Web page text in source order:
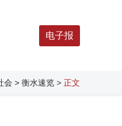
电子报
会 > 衡水速览 > 正文